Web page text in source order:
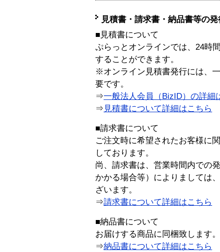
見積書・請求書・納品書等の
■見積書について
ぷらっとオンラインでは、24時
することができます。
※オンライン見積書発行には、
要です。
⇒一般法人会員（BizID）の詳細
⇒ 見積書について詳細はこちら
■請求書について
ご注文時に希望されたお客様に
しております。
尚、請求書は、営業時間内での
かかる場合等）によりましては
ざいます。
⇒請求書について詳細はこちら
■納品書について
お届けする商品に同梱致します。
⇒納品書について詳細はこちら